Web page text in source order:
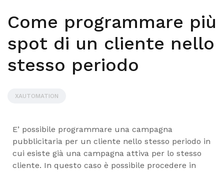
Come programmare più
spot di un cliente nello
stesso periodo
XAUTOMATION
E’ possibile programmare una campagna
pubblicitaria per un cliente nello stesso periodo in
cui esiste già una campagna attiva per lo stesso
cliente. In questo caso è possibile procedere in